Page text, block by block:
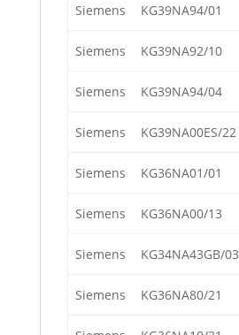
Siemens KG39NA94/01
Siemens KG39NA92/10
Siemens KG39NA94/04
Siemens KG39NA00ES/22
Siemens KG36NA01/01
Siemens KG36NA00/13
Siemens KG34NA43GB/03
Siemens KG36NA80/21